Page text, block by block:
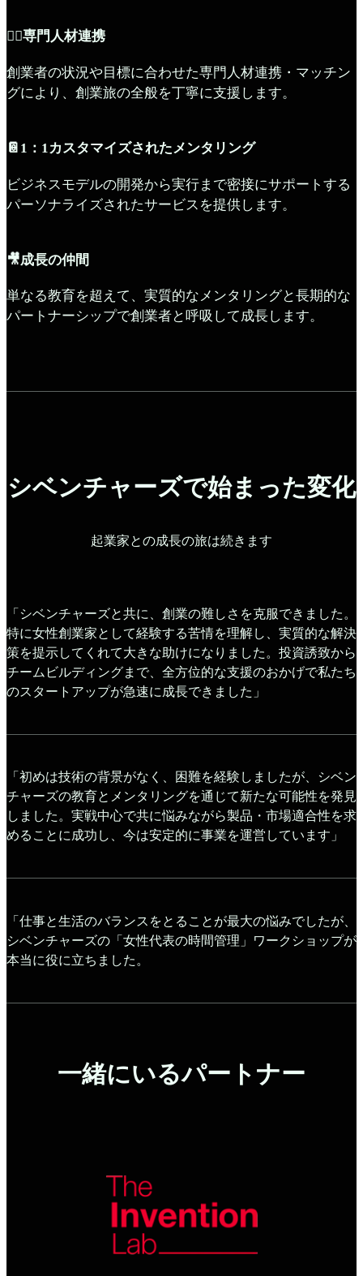
🧞‍♂️専門人材連携
創業者の状況や目標に合わせた専門人材連携・マッチン
グにより、創業旅の全般を丁寧に支援します。
📔1：1カスタマイズされたメンタリング
ビジネスモデルの開発から実行まで密接にサポートする
パーソナライズされたサービスを提供します。
🎥成長の仲間
単なる教育を超えて、実質的なメンタリングと長期的な
パートナーシップで創業者と呼吸して成長します。
シベンチャーズで始まった変化
起業家との成長の旅は続きます
「シベンチャーズと共に、創業の難しさを克服できました。
特に女性創業家として経験する苦情を理解し、実質的な解決
策を提示してくれて大きな助けになりました。投資誘致から
チームビルディングまで、全方位的な支援のおかげで私たち
のスタートアップが急速に成長できました」
「初めは技術の背景がなく、困難を経験しましたが、シベン
チャーズの教育とメンタリングを通じて新たな可能性を発見
しました。実戦中心で共に悩みながら製品・市場適合性を求
めることに成功し、今は安定的に事業を運営しています」
「仕事と生活のバランスをとることが最大の悩みでしたが、
シベンチャーズの「女性代表の時間管理」ワークショップが
本当に役に立ちました。
一緒にいるパートナー